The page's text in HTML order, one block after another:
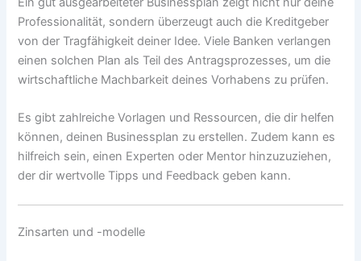
Professionalität, sondern überzeugt auch die Kreditgeber
von der Tragfähigkeit deiner Idee. Viele Banken verlangen
einen solchen Plan als Teil des Antragsprozesses, um die
wirtschaftliche Machbarkeit deines Vorhabens zu prüfen.
Es gibt zahlreiche Vorlagen und Ressourcen, die dir helfen
können, deinen Businessplan zu erstellen. Zudem kann es
hilfreich sein, einen Experten oder Mentor hinzuzuziehen,
der dir wertvolle Tipps und Feedback geben kann.
Zinsarten und -modelle